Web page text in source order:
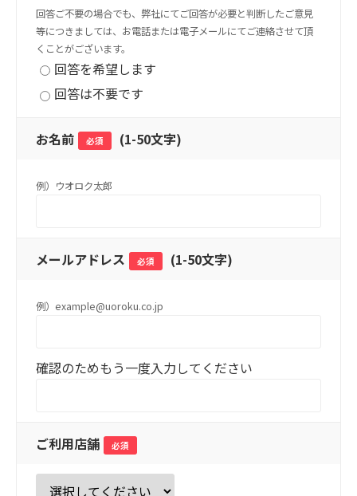
回答ご不要の場合でも、弊社にてご回答が必要と判断したご意見
等につきましては、お電話または電子メールにてご連絡させて頂
くことがございます。
回答を希望します
回答は不要です
お名前 必須 (1-50文字)
例）ウオロク太郎
メールアドレス 必須 (1-50文字)
例）example@uoroku.co.jp
確認のためもう一度入力してください
ご利用店舗 必須